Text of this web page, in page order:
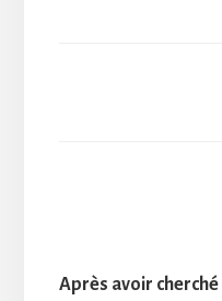
Après avoir